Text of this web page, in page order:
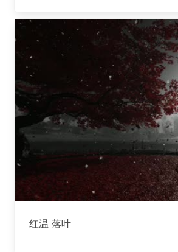
红温 落叶